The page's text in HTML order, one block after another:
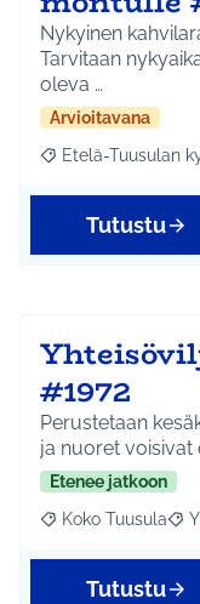
Nykyinen
Tarvitaan
oleva …
Arvioitavana
Rajaa tulokset
Etelä-Tuusulan
Tutustu
#1972
Perustetaan
ja nuoret voisivat
Etenee jatkoon
Rajaa tulokset
Koko Tuusula
Tutustu